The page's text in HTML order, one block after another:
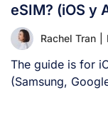
eSIM? (iOS y
Rachel Tran
The guide is for
(Samsung,